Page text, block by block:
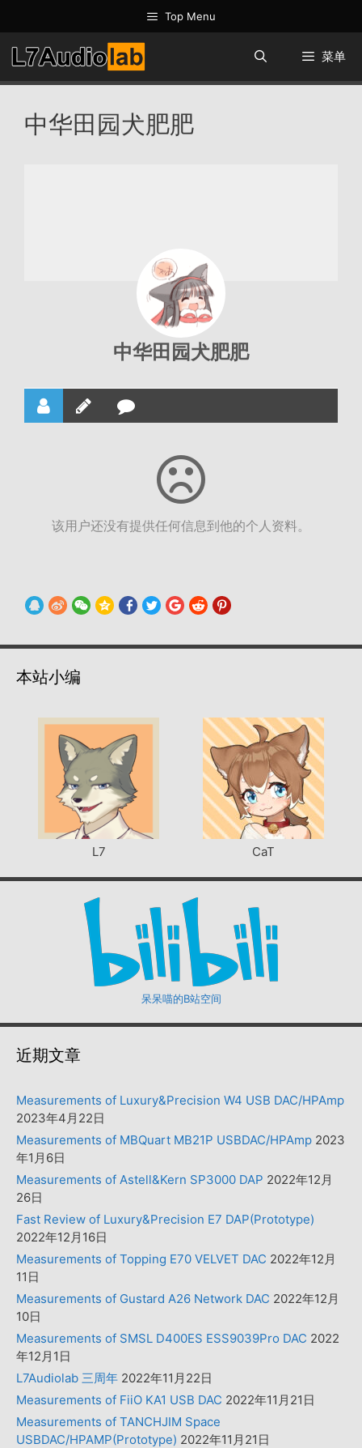
至
内
容
Top Menu
菜单
中华田园犬肥肥
中华田园犬肥肥
该用户还没有提供任何信息到他的个人资料。
本站小编
L7 CaT
呆呆喵的B站空间
近期文章
Measurements of Luxury&Precision W4 USB DAC/HPAmp
2023年4月22日
Measurements of MBQuart MB21P USBDAC/HPAmp 2023
年1月6日
Measurements of Astell&Kern SP3000 DAP 2022年12月
26日
Fast Review of Luxury&Precision E7 DAP(Prototype)
2022年12月16日
Measurements of Topping E70 VELVET DAC 2022年12月
11日
Measurements of Gustard A26 Network DAC 2022年12月
10日
Measurements of SMSL D400ES ESS9039Pro DAC 2022
年12月1日
L7Audiolab 三周年 2022年11月22日
Measurements of FiiO KA1 USB DAC 2022年11月21日
Measurements of TANCHJIM Space
USBDAC/HPAMP(Prototype) 2022年11月21日